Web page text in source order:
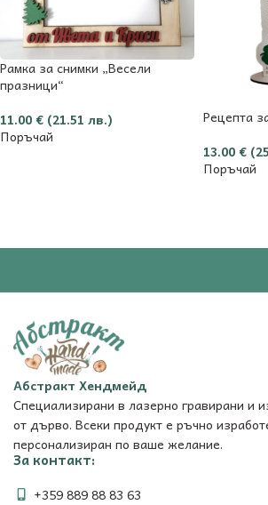
Рамка за снимки „Весели
празници“
11.00 € (21.51 лв.)
Поръчай
Рецепта
13.00 €
Поръчай
Абстракт Хендмейд
Специализирани в лазерно гравирани и
от дърво. Всеки продукт е ръчно
персонализиран по ваше желание.
За контакт:
+359 889 88 83 63